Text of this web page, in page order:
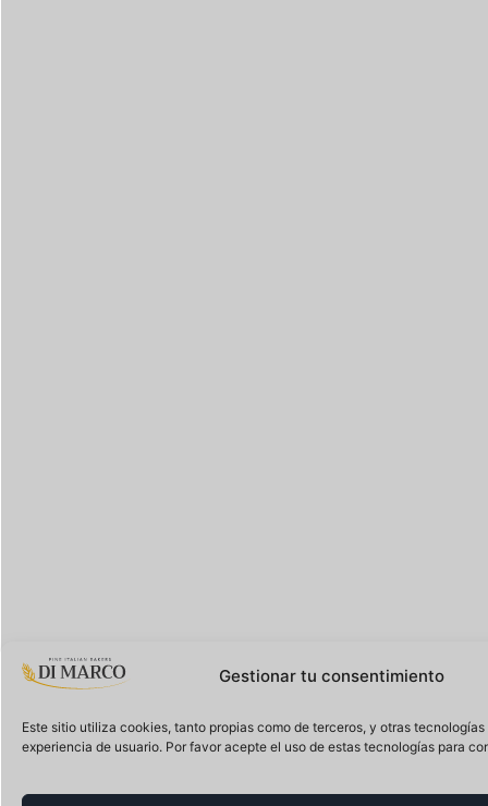
Gestionar tu consentimiento
Este sitio utiliza cookies, tanto propias como de terceros, y otras
experiencia de usuario. Por favor acepte el uso de estas tecnologías para